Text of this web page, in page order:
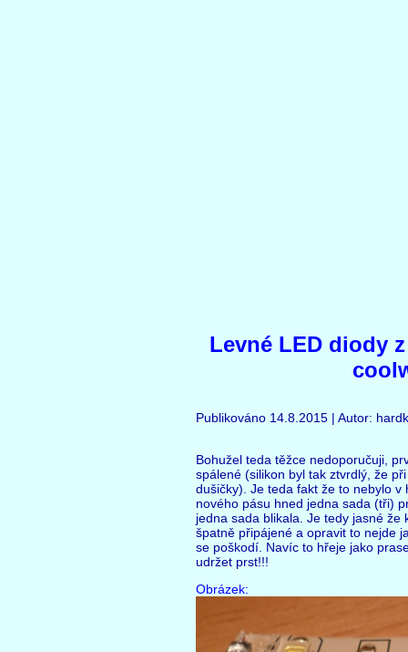
Levné LED diody
Publikováno 14.8.2015 | Autor:
Bohužel teda těžce nedoporučuji,
spálené (silikon byl tak ztvrdlý, že
dušičky). Je teda fakt že to nebylo
nového pásu hned jedna sada (tři)
jedna sada blikala. Je tedy jasné
špatně připájené a opravit to nejde
se poškodí. Navíc to hřeje jako
udržet prst!!!
Obrázek: